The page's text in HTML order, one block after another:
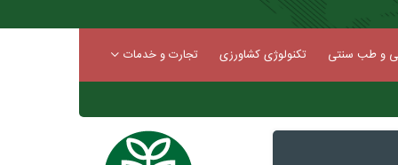
و طب سنتی تکنولوژی کشاورزی تجارت و خدمات